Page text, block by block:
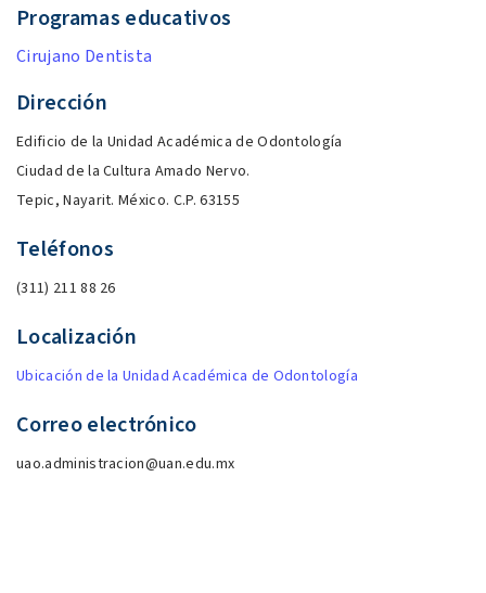
Programas educativos
Cirujano Dentista
Dirección
Edificio de la Unidad Académica de Odontología
Ciudad de la Cultura Amado Nervo.
Tepic, Nayarit. México. C.P. 63155
Teléfonos
(311) 211 88 26
Localización
Ubicación de la Unidad Académica de Odontología
Correo electrónico
uao.administracion@uan.edu.mx